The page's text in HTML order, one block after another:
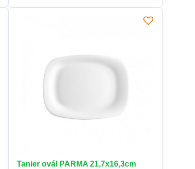
Tanier ovál PARMA 21,7x16,3cm